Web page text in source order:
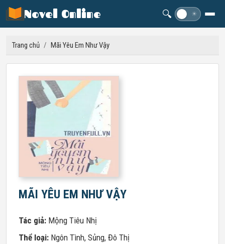
Novel Online 🔍 ☀
Trang chủ / Mãi Yêu Em Như Vậy
MÃI YÊU EM NHƯ VẬY
Tác giả: Mộng Tiêu Nhị
Thể loại: Ngôn Tình, Sủng, Đô Thị